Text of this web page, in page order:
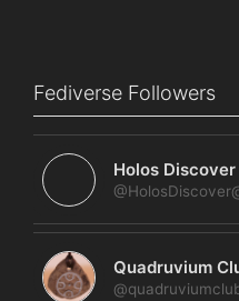
Fediverse Followers
Holos Discover
Quadruvium